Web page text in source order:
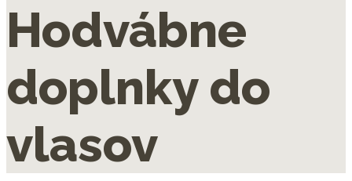
Hodvábne
doplnky do
vlasov